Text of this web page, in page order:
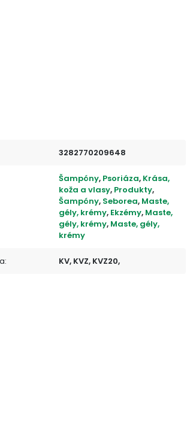
3282770209648
Šampóny, Psoriáza, Krása,
koža a vlasy, Produkty,
Šampóny, Seborea, Maste,
gély, krémy, Ekzémy, Maste,
gély, krémy, Maste, gély,
krémy
KV, KVZ, KVZ20,